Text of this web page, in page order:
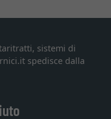
sistemi di
spedisce dalla